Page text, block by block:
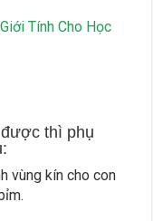
Tính Cho Học
thì phụ
vùng kín cho con